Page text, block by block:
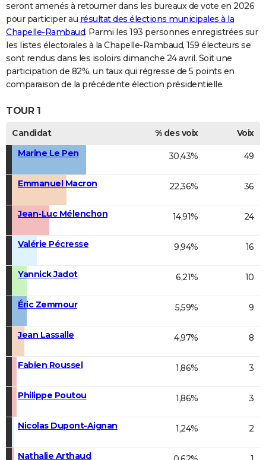
seront amenés à retourner dans les bureaux de vote en 2026
pour participer au résultat des élections municipales à la
Chapelle-Rambaud. Parmi les 193 personnes enregistrées sur
les listes électorales à la Chapelle-Rambaud, 159 électeurs se
sont rendus dans les isoloirs dimanche 24 avril. Soit une
participation de 82%, un taux qui régresse de 5 points en
comparaison de la précédente élection présidentielle.
TOUR 1
Candidat % des voix
Voix
Marine Le Pen
30,43% 49
Emmanuel Macron 22,36% 36
Jean-Luc Mélenchon 14,91% 24
Valérie Pécresse 9,94% 16
Yannick Jadot 6,21% 10
Éric Zemmour 5,59% 9
Jean Lassalle 4,97% 8
Fabien Roussel 1,86% 3
Philippe Poutou 1,86% 3
Nicolas Dupont-Aignan 1,24% 2
Nathalie Arthaud